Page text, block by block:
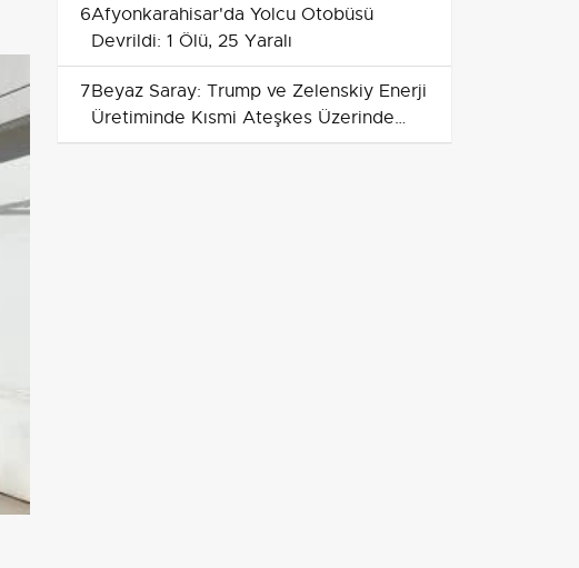
6Afyonkarahisar'da Yolcu Otobüsü
Devrildi: 1 Ölü, 25 Yaralı
7Beyaz Saray: Trump ve Zelenskiy Enerji
Üretiminde Kısmi Ateşkes Üzerinde
Anlaştı